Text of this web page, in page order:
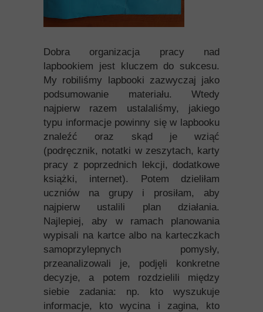
Dobra organizacja pracy nad
lapbookiem jest kluczem do sukcesu.
My robiliśmy lapbooki zazwyczaj jako
podsumowanie materiału. Wtedy
najpierw razem ustalaliśmy, jakiego
typu informacje powinny się w lapbooku
znaleźć oraz skąd je wziąć
(podręcznik, notatki w zeszytach, karty
pracy z poprzednich lekcji, dodatkowe
książki, internet). Potem dzieliłam
uczniów na grupy i prosiłam, aby
najpierw ustalili plan działania.
Najlepiej, aby w ramach planowania
wypisali na kartce albo na karteczkach
samoprzylepnych pomysły,
przeanalizowali je, podjęli konkretne
decyzje, a potem rozdzielili między
siebie zadania: np. kto wyszukuje
informacje, kto wycina i zagina, kto